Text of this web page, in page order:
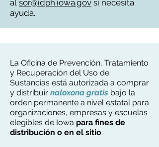
al sor@idph.iowa.gov si necesita
ayuda.
La Oficina de Prevención, Tratamiento
y Recuperación del Uso de
Sustancias está autorizada a comprar
y distribuir naloxona gratis bajo la
orden permanente a nivel estatal para
organizaciones, empresas y escuelas
elegibles de Iowa para fines de
distribución o en el sitio.